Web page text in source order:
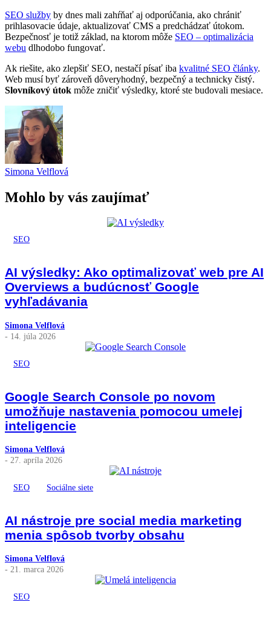
SEO služby by dnes mali zahŕňať aj odporúčania, ako chrániť
prihlasovacie údaje, aktualizovať CMS a predchádzať útokom.
Bezpečnosť je totiž základ, na ktorom môže SEO – optimalizácia
webu dlhodobo fungovať.
Ak riešite, ako zlepšiť SEO, nestačí písať iba kvalitné SEO články.
Web musí byť zároveň dôveryhodný, bezpečný a technicky čistý.
Slovníkový útok môže zničiť výsledky, ktoré ste budovali mesiace.
Simona Velflová
Mohlo by vás zaujímať
SEO
AI výsledky: Ako optimalizovať web pre AI
Overviews a budúcnosť Google
vyhľadávania
Simona Velflová
- 14. júla 2026
SEO
Google Search Console po novom
umožňuje nastavenia pomocou umelej
inteligencie
Simona Velflová
- 27. apríla 2026
SEO Sociálne siete
AI nástroje pre social media marketing
menia spôsob tvorby obsahu
Simona Velflová
- 21. marca 2026
SEO